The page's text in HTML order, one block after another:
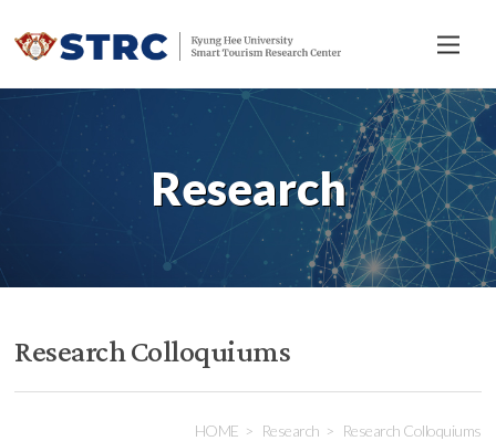
전
체
메
뉴
Research
Research Colloquiums
HOME Research Research Colloquiums